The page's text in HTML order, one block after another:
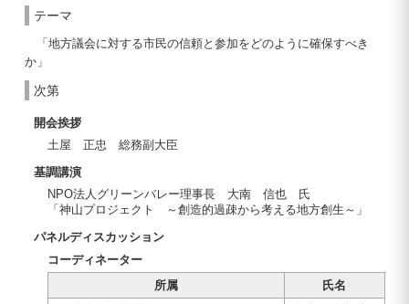
テーマ
「地方議会に対する市民の信頼と参加をどのように確保すべき
か」
次第
開会挨拶
土屋 正忠 総務副大臣
基調講演
NPO法人グリーンバレー理事長 大南 信也 氏
「神山プロジェクト ～創造的過疎から考える地方創生～」
パネルディスカッション
コーディネーター
所属
氏名